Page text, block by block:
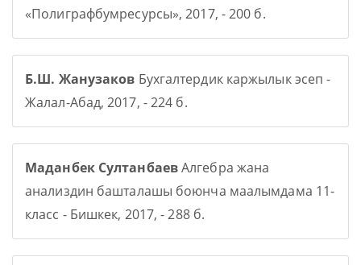
«Полиграфбумресурсы», 2017, - 200 б.
Б.Ш. Жанузаков Бухгалтердик каржылык эсеп -
Жалал-Абад, 2017, - 224 б.
Маданбек СултанбаевАлгебра жана
анализдин башталашы боюнча маалымдама 11-
класс - Бишкек, 2017, - 288 б.